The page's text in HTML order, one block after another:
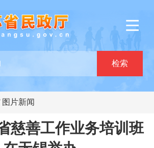
图片新闻
慈善工作业务培训班